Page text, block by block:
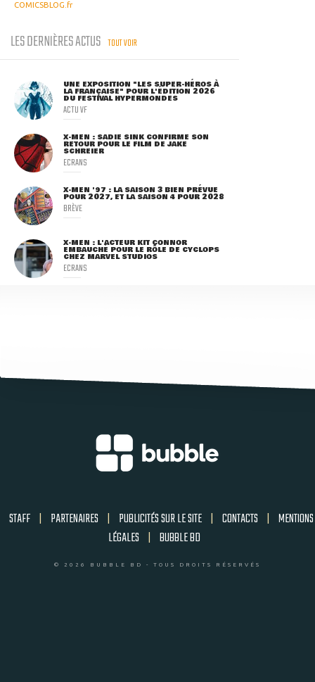
COMICSBLOG.fr
LES DERNIÈRES ACTUS TOUT VOIR
UNE EXPOSITION "LES SUPER-HÉROS À
LA FRANÇAISE" POUR L'ÉDITION 2026
DU FESTIVAL HYPERMONDES
ACTU VF
X-MEN : SADIE SINK CONFIRME SON
RETOUR POUR LE FILM DE JAKE
SCHREIER
ECRANS
X-MEN '97 : LA SAISON 3 BIEN PRÉVUE
POUR 2027, ET LA SAISON 4 POUR 2028
BRÈVE
X-MEN : L'ACTEUR KIT CONNOR
EMBAUCHÉ POUR LE RÔLE DE CYCLOPS
CHEZ MARVEL STUDIOS
ECRANS
STAFF | PARTENAIRES | PUBLICITÉS SUR LE SITE | CONTACTS | MENTIONS
LÉGALES | BUBBLE BD
© 2026 BUBBLE BD - TOUS DROITS RÉSERVÉS